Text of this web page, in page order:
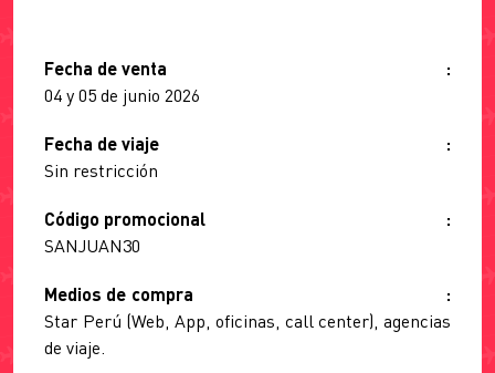
Fecha de venta :
04 y 05 de junio 2026
Fecha de viaje :
Sin restricción
Código promocional :
SANJUAN30
Medios de compra :
Star Perú (Web, App, oficinas, call center), agencias
de viaje.